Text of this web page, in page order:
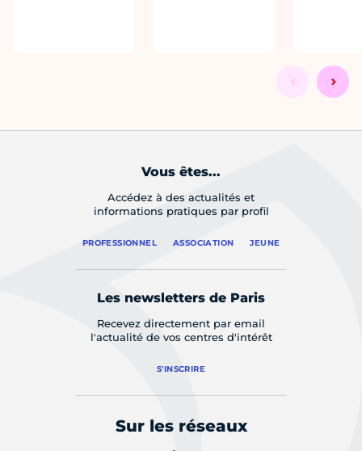
Vous êtes...
Accédez à des actualités et
informations pratiques par profil
PROFESSIONNEL ASSOCIATION JEUNE
Les newsletters de Paris
Recevez directement par email
l'actualité de vos centres d'intérêt
S'INSCRIRE
Sur les réseaux